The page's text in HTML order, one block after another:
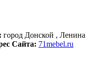
город Донской , Ленина
Сайта: 71mebel.ru